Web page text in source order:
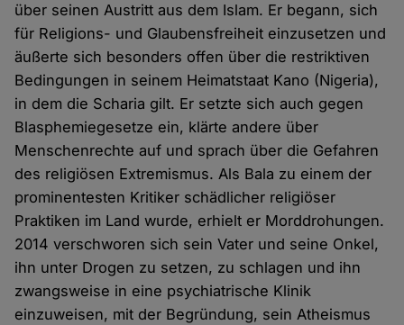
über seinen Austritt aus dem Islam. Er begann, sich
für Religions- und Glaubensfreiheit einzusetzen und
äußerte sich besonders offen über die restriktiven
Bedingungen in seinem Heimatstaat Kano (Nigeria),
in dem die Scharia gilt. Er setzte sich auch gegen
Blasphemiegesetze ein, klärte andere über
Menschenrechte auf und sprach über die Gefahren
des religiösen Extremismus. Als Bala zu einem der
prominentesten Kritiker schädlicher religiöser
Praktiken im Land wurde, erhielt er Morddrohungen.
2014 verschworen sich sein Vater und seine Onkel,
ihn unter Drogen zu setzen, zu schlagen und ihn
zwangsweise in eine psychiatrische Klinik
einzuweisen, mit der Begründung, sein Atheismus